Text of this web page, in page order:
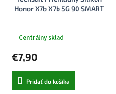
Honor X7b X7b 5G 90 SMART
Centrálny sklad
€7,90
Pridať do košíka